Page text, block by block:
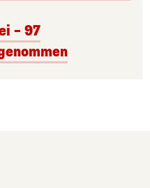
– 97